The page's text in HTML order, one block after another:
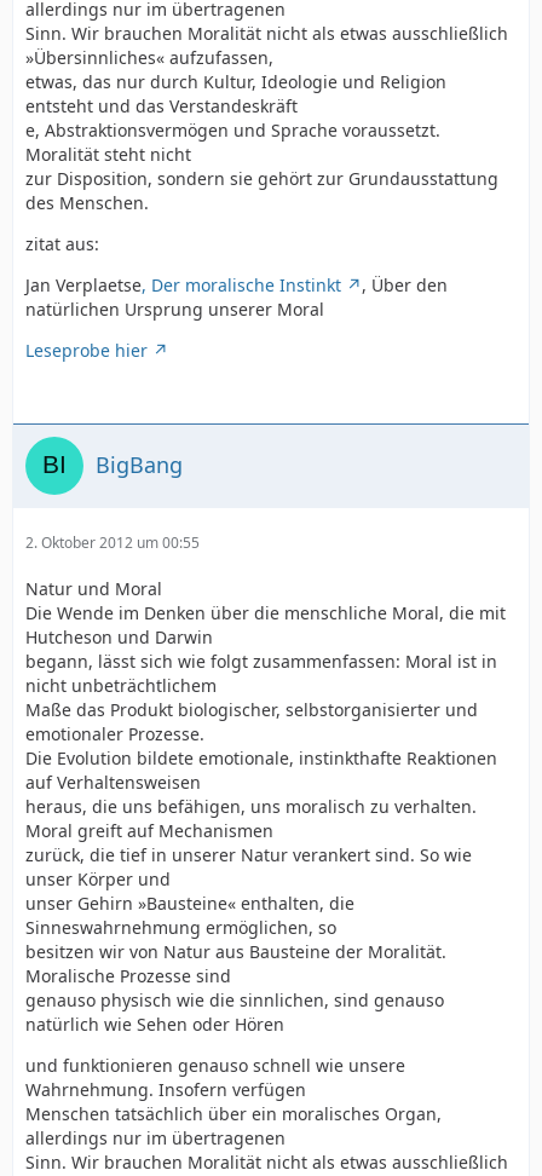
allerdings nur im übertragenen
Sinn. Wir brauchen Moralität nicht als etwas ausschließlich
»Übersinnliches« aufzufassen,
etwas, das nur durch Kultur, Ideologie und Religion
entsteht und das Verstandeskräft
e, Abstraktionsvermögen und Sprache voraussetzt.
Moralität steht nicht
zur Disposition, sondern sie gehört zur Grundausstattung
des Menschen.
zitat aus:
Jan Verplaetse, Der moralische Instinkt
, Über den
natürlichen Ursprung unserer Moral
Leseprobe hier
BigBang
2. Oktober 2012 um 00:55
Natur und Moral
Die Wende im Denken über die menschliche Moral, die mit
Hutcheson und Darwin
begann, lässt sich wie folgt zusammenfassen: Moral ist in
nicht unbeträchtlichem
Maße das Produkt biologischer, selbstorganisierter und
emotionaler Prozesse.
Die Evolution bildete emotionale, instinkthafte Reaktionen
auf Verhaltensweisen
heraus, die uns befähigen, uns moralisch zu verhalten.
Moral greift auf Mechanismen
zurück, die tief in unserer Natur verankert sind. So wie
unser Körper und
unser Gehirn »Bausteine« enthalten, die
Sinneswahrnehmung ermöglichen, so
besitzen wir von Natur aus Bausteine der Moralität.
Moralische Prozesse sind
genauso physisch wie die sinnlichen, sind genauso
natürlich wie Sehen oder Hören
und funktionieren genauso schnell wie unsere
Wahrnehmung. Insofern verfügen
Menschen tatsächlich über ein moralisches Organ,
allerdings nur im übertragenen
Sinn. Wir brauchen Moralität nicht als etwas ausschließlich